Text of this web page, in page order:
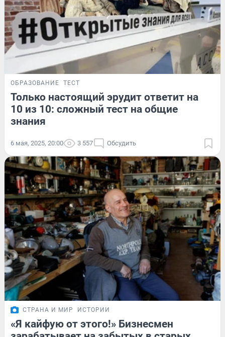
ОБРАЗОВАНИЕ ТЕСТ
Только настоящий эрудит ответит на
10 из 10: сложный тест на общие
знания
6 мая, 2025, 20:00 3 557 Обсудить
СТРАНА И МИР ИСТОРИИ
«Я кайфую от этого!» Бизнесмен